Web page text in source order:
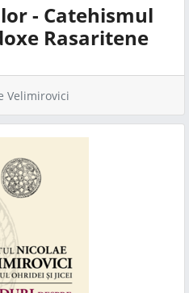
- Catehismul
Rasaritene
Velimirovici